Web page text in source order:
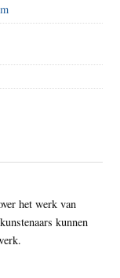
het werk van
kunnen